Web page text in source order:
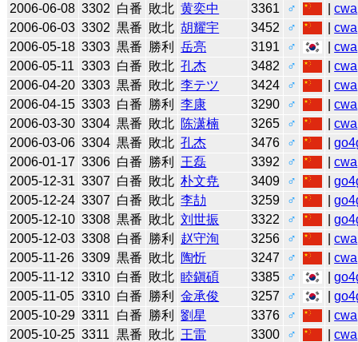
2006-06-08 3302 白番 敗北 黄奕中 3361 ♂ |cwa
2006-06-03 3302 黒番 敗北 胡耀宇 3452 ♂ |cwa
2006-05-18 3303 黒番 勝利 岳亮 3191 ♂ |cwa
2006-05-11 3303 白番 敗北 孔杰 3482 ♂ |cwa
2006-04-20 3303 黒番 敗北 李テツ 3424 ♂ |cwa
2006-04-15 3303 白番 勝利 李康 3290 ♂ |cwa
2006-03-30 3304 黒番 敗北 陈潇楠 3265 ♂ |cwa
2006-03-06 3304 黒番 敗北 孔杰 3476 ♂ |
2006-01-17 3306 白番 勝利 王磊 3392 ♂ |cwa
2005-12-31 3307 白番 敗北 朴文尭 3409 ♂ |
2005-12-24 3307 白番 敗北 李劼 3259 ♂ |
2005-12-10 3308 黒番 敗北 刘世振 3322 ♂ |
2005-12-03 3308 白番 勝利 赵守洵 3256 ♂ |cwa
2005-11-26 3309 黒番 敗北 陶忻 3247 ♂ |cwa
2005-11-12 3310 白番 敗北 睦鎭碩 3385 ♂ |
2005-11-05 3310 白番 勝利 金承俊 3257 ♂ |
2005-10-29 3311 白番 勝利 劉星 3376 ♂ |cwa
2005-10-25 3311 黒番 敗北 王雷 3300 ♂ |cwa